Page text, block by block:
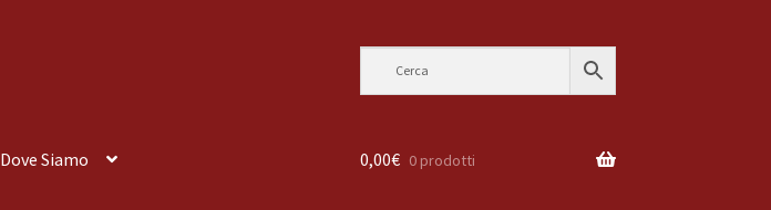
Dove Siamo 0,00€ 0 prodotti